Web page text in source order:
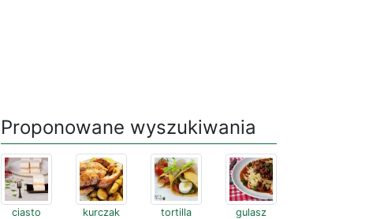
Proponowane wyszukiwania
ciasto kurczak tortilla gulasz